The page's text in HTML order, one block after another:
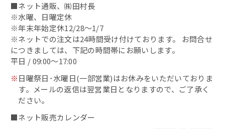
蟹の缶詰
へしこ漬
浜焼き鯖
出汁・削り節
鯖カレー
■ネット通販、㈱田村長
※水曜、日曜定休
※年末年始定休12/28～1/7
※ネットでの注文は24時間受け付けております。 お問合せ
につきましては、下記の時間帯にお願いします。
平日 / 09:00～17:00
※日曜祭日･水曜日(一部営業)はお休みをいただいておりま
す。メールの返信は翌営業日となりますので、ご了承く
ださい。
■ネット販売カレンダー